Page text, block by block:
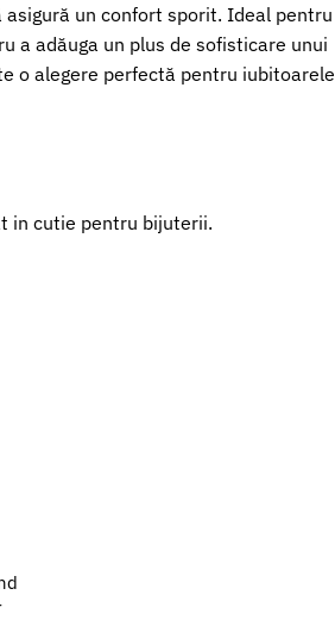
un confort sporit. Ideal pentru
a adăuga un plus de sofisticare unui
o alegere perfectă pentru iubitoarele
in cutie pentru bijuterii.